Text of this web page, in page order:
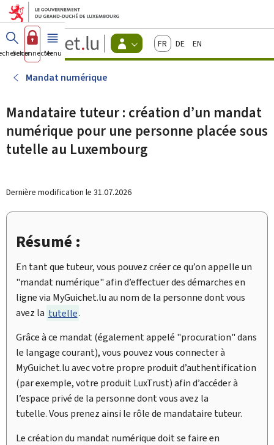
Aller au menu principal
Aller au contenu
Guichet.lu
Changer
d'espace
actif
FrançaisDeutschEnglish
Se connecterMenu principal
Mandat numérique
Mandataire tuteur : création d’un mandat
numérique pour une personne placée sous
tutelle au Luxembourg
Dernière modification le 31.07.2026
Résumé :
En tant que tuteur, vous pouvez créer ce qu’on appelle un
"mandat numérique" afin d’effectuer des démarches en
ligne via MyGuichet.lu au nom de la personne dont vous
avez la tutelle.
Grâce à ce mandat (également appelé "procuration" dans
le langage courant), vous pouvez vous connecter à
MyGuichet.lu avec votre propre produit d’authentification
(par exemple, votre produit LuxTrust) afin d’accéder à
l’espace privé de la personne dont vous avez la
tutelle. Vous prenez ainsi le rôle de mandataire tuteur.
Le création du mandat numérique doit se faire en